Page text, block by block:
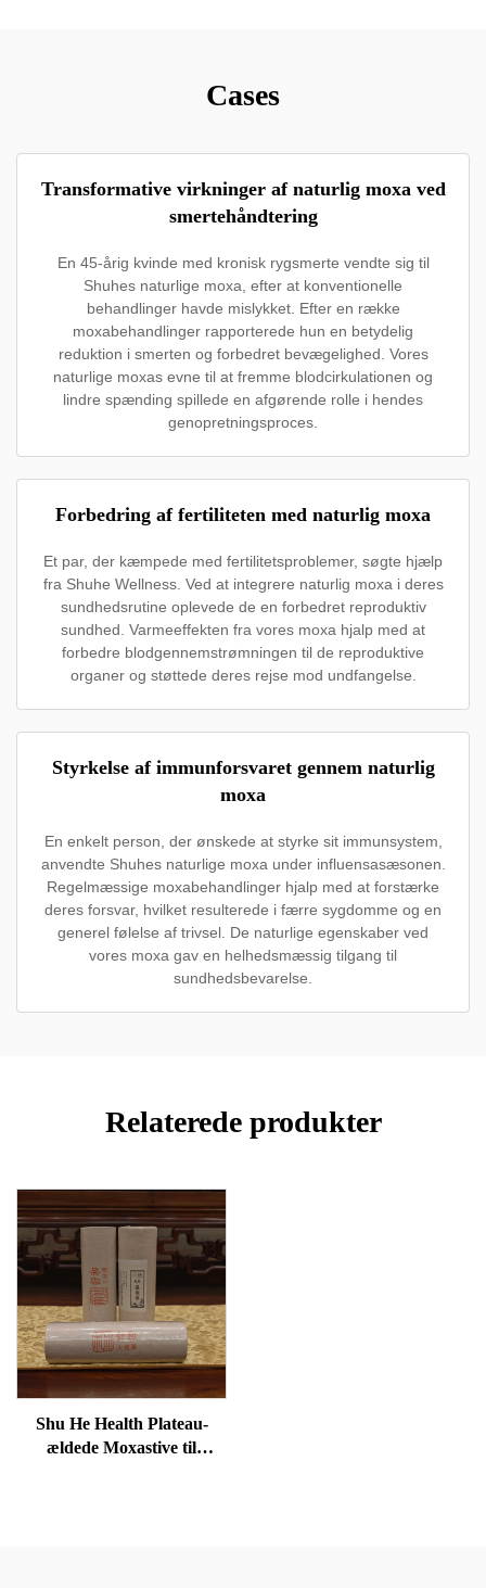
Cases
Transformative virkninger af naturlig moxa ved
smertehåndtering
En 45-årig kvinde med kronisk rygsmerte vendte sig til
Shuhes naturlige moxa, efter at konventionelle
behandlinger havde mislykket. Efter en række
moxabehandlinger rapporterede hun en betydelig
reduktion i smerten og forbedret bevægelighed. Vores
naturlige moxas evne til at fremme blodcirkulationen og
lindre spænding spillede en afgørende rolle i hendes
genopretningsproces.
Forbedring af fertiliteten med naturlig moxa
Et par, der kæmpede med fertilitetsproblemer, søgte hjælp
fra Shuhe Wellness. Ved at integrere naturlig moxa i deres
sundhedsrutine oplevede de en forbedret reproduktiv
sundhed. Varmeeffekten fra vores moxa hjalp med at
forbedre blodgennemstrømningen til de reproduktive
organer og støttede deres rejse mod undfangelse.
Styrkelse af immunforsvaret gennem naturlig
moxa
En enkelt person, der ønskede at styrke sit immunsystem,
anvendte Shuhes naturlige moxa under influensasæsonen.
Regelmæssige moxabehandlinger hjalp med at forstærke
deres forsvar, hvilket resulterede i færre sygdomme og en
generel følelse af trivsel. De naturlige egenskaber ved
vores moxa gav en helhedsmæssig tilgang til
sundhedsbevarelse.
Relaterede produkter
Shu He Health Plateau-
ældede Moxastive til